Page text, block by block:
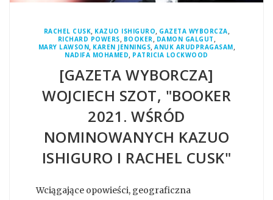
RACHEL CUSK, KAZUO ISHIGURO, GAZETA WYBORCZA,
RICHARD POWERS, BOOKER, DAMON GALGUT ,
MARY LAWSON, KAREN JENNINGS, ANUK ARUDPRAGASAM,
NADIFA MOHAMED, PATRICIA LOCKWOOD
[GAZETA WYBORCZA]
WOJCIECH SZOT, "BOOKER
2021. WŚRÓD
NOMINOWANYCH KAZUO
ISHIGURO I RACHEL CUSK"
Wciągające opowieści, geograficzna